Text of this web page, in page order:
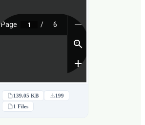
139.05 KB
199
1 Files